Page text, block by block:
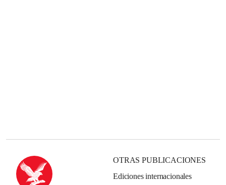
OTRAS PUBLICACIONES
Ediciones internacionales